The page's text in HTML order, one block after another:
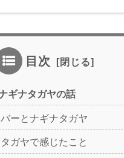
目次
ギナタガヤの話
ーとナギナタガヤ
ガヤで感じたこと